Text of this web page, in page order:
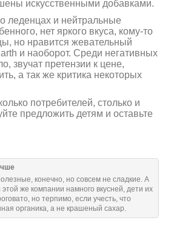
искусственными добавками.
леденцах и нейтральные
нет яркого вкуса, кому-то
но нравится жевательный
и наоборот. Среди негативных
звучат претензии к цене,
а так же критика некоторых
потребителей, столько и
предложить детям и оставьте
конечно, но совсем не сладкие. А
же компании намного вкусней, дети их
но терпимо, если учесть, что
органика, а не крашеный сахар.